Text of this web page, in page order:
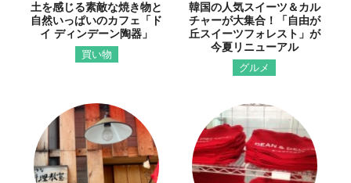
土を感じる素敵な焼き物と
自然いっぱいのカフェ「ド
イ ディンデーン陶器」
買い物
韓国の人気スイーツ＆カル
チャーが大集合！「自由が
丘スイーツフォレスト」が
今夏リニューアル
グルメ